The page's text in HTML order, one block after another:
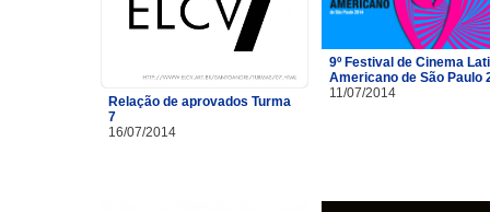
Relação de aprovados Turma
7
16/07/2014
9º Festival de Cinema
Americano de São Paulo
11/07/2014